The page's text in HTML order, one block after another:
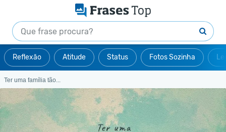
Reflexão Atitude Status Fotos Sozinha
Ter uma família tão...